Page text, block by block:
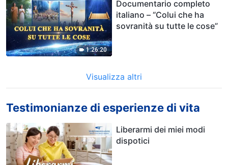
1:26:20
Documentario completo
italiano – “Colui che ha
sovranità su tutte le cose”
Visualizza altri
Testimonianze di esperienze di vita
Liberarmi dei miei modi
dispotici